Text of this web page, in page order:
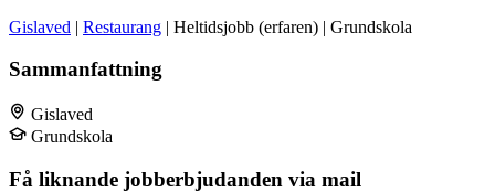
Gislaved | Restaurang | Heltidsjobb (erfaren) | Grundskola
Sammanfattning
Gislaved
Grundskola
Få liknande jobberbjudanden via mail